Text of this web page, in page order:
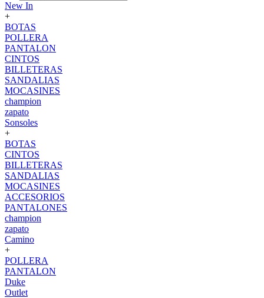
New In
+
BOTAS
POLLERA
PANTALON
CINTOS
BILLETERAS
SANDALIAS
MOCASINES
champion
zapato
Sonsoles
+
BOTAS
CINTOS
BILLETERAS
SANDALIAS
MOCASINES
ACCESORIOS
PANTALONES
champion
zapato
Camino
+
POLLERA
PANTALON
Duke
Outlet